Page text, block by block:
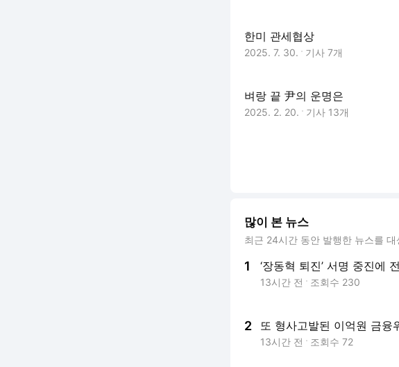
한미 관세협상
2025. 7. 30. 기사 7개
벼랑 끝 尹의 운명은
2025. 2. 20. 기사 13개
많이 본 뉴스
최근 24시간 동안 발행한 뉴스를
1 ‘장동혁 퇴진’ 서명 중진에
13시간 전 조회수 230
2 또 형사고발된 이억원 금융
13시간 전 조회수 72